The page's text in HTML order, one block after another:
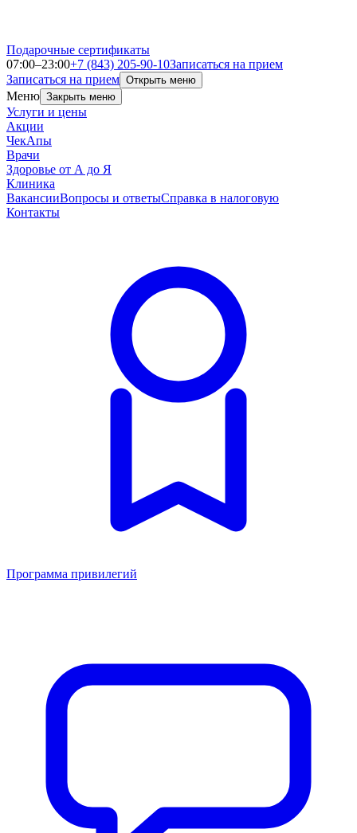
Подарочные сертификаты
07:00–23:00+7 (843) 205-90-10Записаться на прием
Записаться на прием Открыть меню
Меню Закрыть меню
Услуги и цены
Акции
ЧекАпы
Врачи
Здоровье от А до Я
Клиника
ВакансииВопросы и ответыСправка в налоговую
Контакты
Программа привилегий